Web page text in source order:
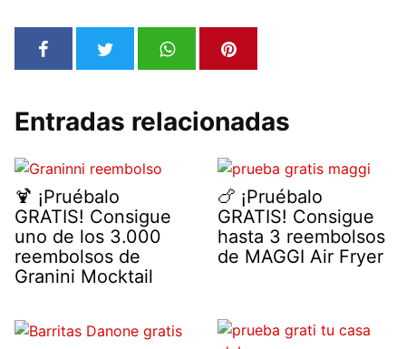
Entradas relacionadas
🍹 ¡Pruébalo
GRATIS! Consigue
uno de los 3.000
reembolsos de
Granini Mocktail
🍗 ¡Pruébalo
GRATIS! Consigue
hasta 3 reembolsos
de MAGGI Air Fryer